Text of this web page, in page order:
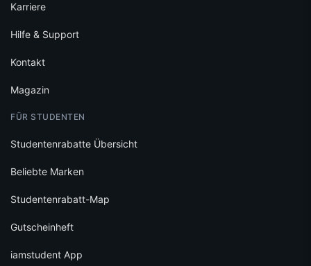
Karriere
Hilfe & Support
Kontakt
Magazin
FÜR STUDENTEN
Studentenrabatte Übersicht
Beliebte Marken
Studentenrabatt-Map
Gutscheinheft
iamstudent App